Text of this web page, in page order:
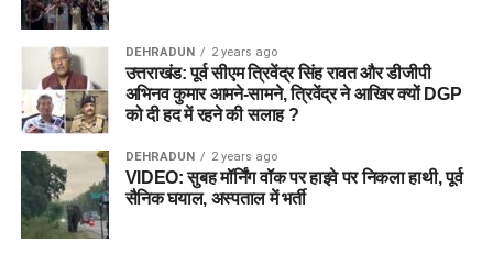
DEHRADUN 2 years ago
उत्तराखंड: पूर्व सीएम त्रिवेंद्र सिंह रावत और डीजीपी
अभिनव कुमार आमने-सामने, त्रिवेंद्र ने आखिर क्यों DGP
को दी हद में रहने की सलाह ?
DEHRADUN 2 years ago
VIDEO: सुबह मॉर्निंग वॉक पर हाइवे पर निकला हाथी, पूर्व
सैनिक घयाल, अस्पताल में भर्ती